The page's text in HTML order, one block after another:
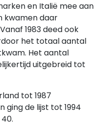
en Italië mee aan
kwamen daar
1983 deed ook
het totaal aantal
Het aantal
uitgebreid tot
tot 1987
ging de lijst tot 1994